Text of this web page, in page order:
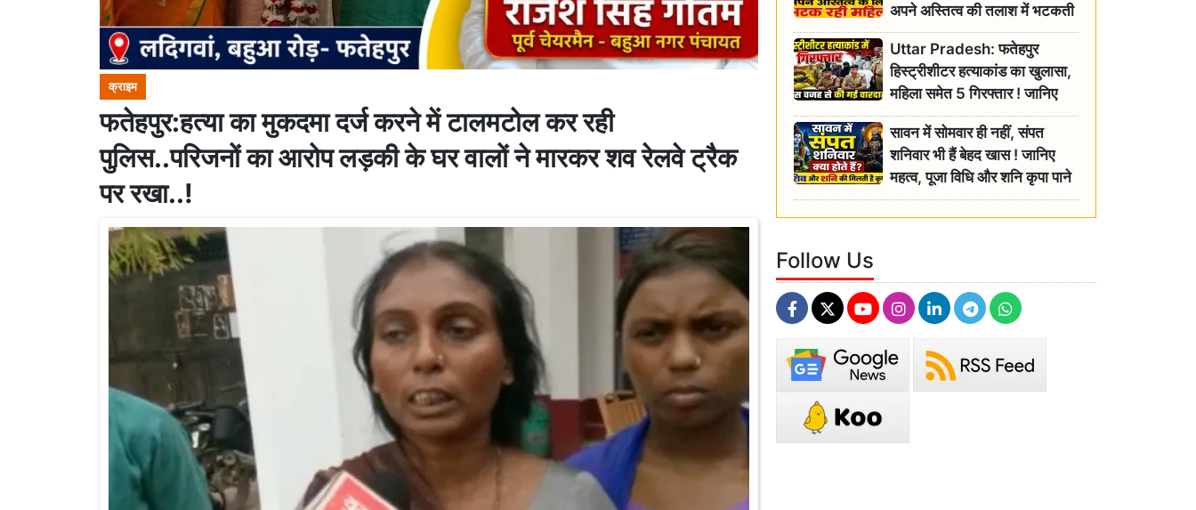
क्राइम
फतेहपुर:हत्या का मुकदमा दर्ज करने में टालमटोल कर रही
पुलिस..परिजनों का आरोप लड़की के घर वालों ने मारकर शव रेलवे ट्रैक
पर रखा..!
अपने अस्तित्व की तलाश में भटकती
रही बुजुर्ग, एसडीएम ने दिए जांच के
आदेश
Uttar Pradesh: फतेहपुर
हिस्ट्रीशीटर हत्याकांड का खुलासा,
महिला समेत 5 गिरफ्तार ! जानिए
क्या था कनेक्शन?
सावन में सोमवार ही नहीं, संपत
शनिवार भी हैं बेहद खास ! जानिए
महत्व, पूजा विधि और शनि कृपा पाने
के आसान उपाय
Follow Us